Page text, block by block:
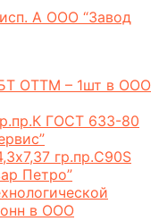
ОТТМ – 1шт в ООО
ГОСТ 633-80
гр.пр.C90S
Петро”
в ООО